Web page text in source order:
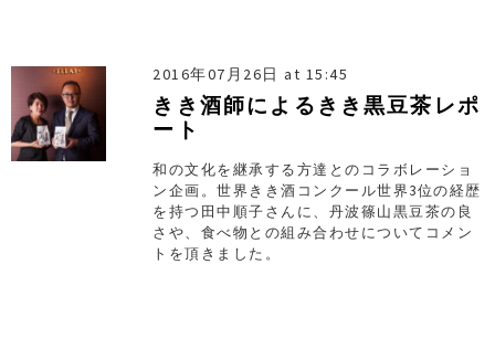
2016年07月26日 at 15:45
きき酒師によるきき黒豆茶レポ
ート
和の文化を継承する方達とのコラボレーショ
ン企画。世界きき酒コンクール世界3位の経歴
を持つ田中順子さんに、丹波篠山黒豆茶の良
さや、食べ物との組み合わせについてコメン
トを頂きました。